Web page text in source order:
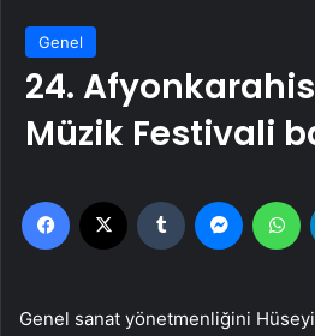
Genel
24.
Müzik Festivali
Facebook Tumblr
Genel sanat yönetmenliğini